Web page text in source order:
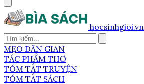
hocsinhgioi.vn
MẸO DÂN GIAN
TÁC PHẨM THƠ
TÓM TẮT TRUYỆN
TÓM TẮT SÁCH